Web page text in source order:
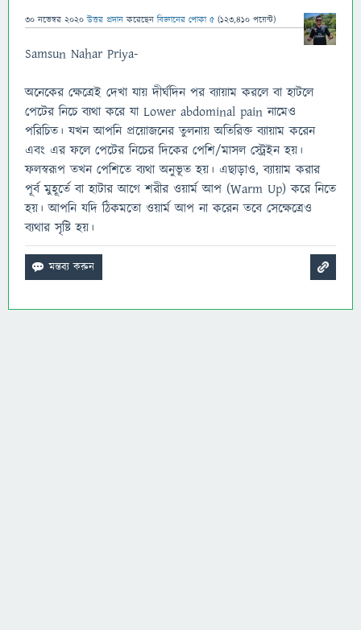
30 নভেম্বর 2020 উত্তর প্রদান করেছেনবিজ্ঞানের পোকা ৫ (123,410 পয়েন্ট)
Samsun Nahar Priya-
অনেকের ক্ষেত্রেই দেখা যায় দীর্ঘদিন পর ব্যায়াম করলে বা হাটলে
পেটের নিচে ব্যথা করে যা Lower abdominal pain নামেও
পরিচিত। যখন আপনি প্রয়োজনের তুলনায় অতিরিক্ত ব্যায়াম করেন
এবং এর ফলে পেটের নিচের দিকের পেশি/মাসল স্ট্রেইন হয়।
ফলস্বরূপ তখন পেশিতে ব্যথা অনুভূত হয়। এছাড়াও, ব্যায়াম করার
পূর্ব মুহূর্তে বা হাটার আগে শরীর ওয়ার্ম আপ (Warm Up) করে নিতে
হয়। আপনি যদি ঠিকমতো ওয়ার্ম আপ না করেন তবে সেক্ষেত্রেও
ব্যথার সৃষ্টি হয়।